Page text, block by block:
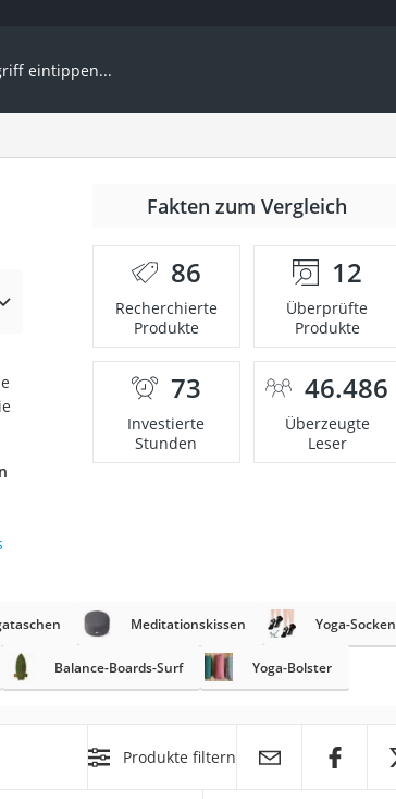
Fakten zum Vergleich
86
Recherchierte
Produkte
12
Überprüfte
Produkte
73
Investierte
Stunden
46.486
Überzeugte
Leser
Meditationskissen Yoga-Socken
Balance-Boards-Surf Yoga-Bolster
Produkte filtern